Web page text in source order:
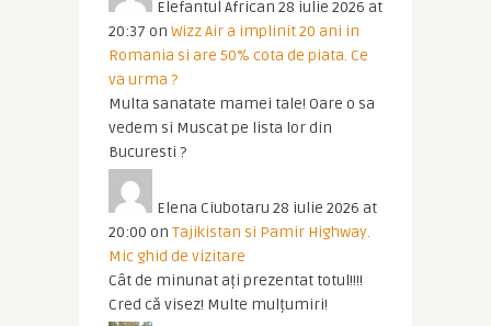
Elefantul African 28 iulie 2026 at
20:37 on Wizz Air a implinit 20 ani in
Romania si are 50% cota de piata. Ce
va urma ?
Multa sanatate mamei tale! Oare o sa
vedem si Muscat pe lista lor din
Bucuresti ?
Elena Ciubotaru 28 iulie 2026 at
20:00 on Tajikistan si Pamir Highway.
Mic ghid de vizitare
Cât de minunat ați prezentat totul!!!!
Cred că visez! Multe mulțumiri!